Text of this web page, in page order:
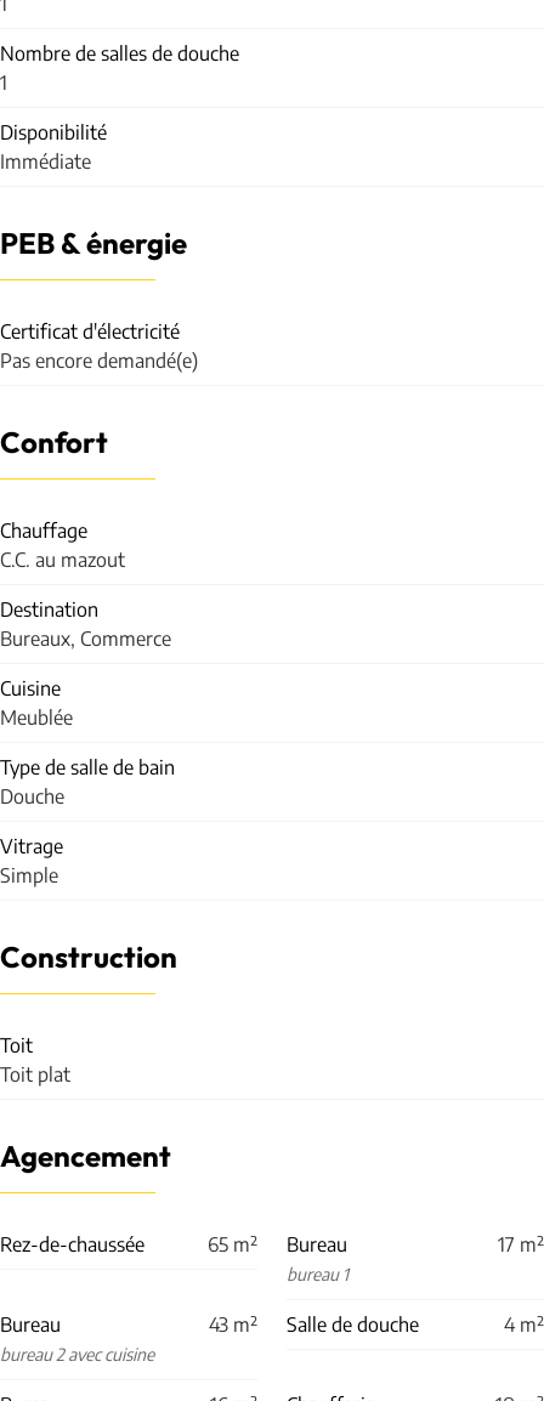
Nombre de salles de douche
1
Disponibilité
Immédiate
PEB & énergie
Certificat d'électricité
Pas encore demandé(e)
Confort
Chauffage
C.C. au mazout
Destination
Bureaux, Commerce
Cuisine
Meublée
Type de salle de bain
Douche
Vitrage
Simple
Construction
Toit
Toit plat
Agencement
Rez-de-chaussée 65 m² Bureau 17 m²
bureau 1
Bureau 43 m²
bureau 2 avec cuisine
Salle de douche 4 m²